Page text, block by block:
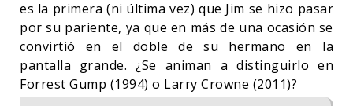
es la primera (ni última vez) que Jim se hizo pasar
por su pariente, ya que en más de una ocasión se
convirtió en el doble de su hermano en la
pantalla grande. ¿Se animan a distinguirlo en
Forrest Gump (1994) o Larry Crowne (2011)?